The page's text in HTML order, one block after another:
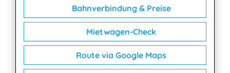
Bahnverbindung & Preise
Mietwagen-Check
Route via Google Maps